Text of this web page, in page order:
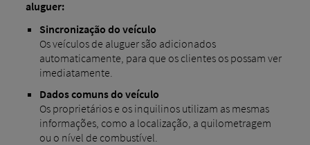
aluguer:
Sincronização do veículo
Os veículos de aluguer são adicionados
automaticamente, para que os clientes os possam ver
imediatamente.
Dados comuns do veículo
Os proprietários e os inquilinos utilizam as mesmas
informações, como a localização, a quilometragem
ou o nível de combustível.